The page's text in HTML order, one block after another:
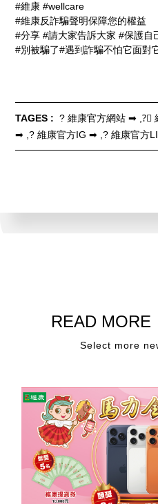
#維康 #wellcare
#維康反詐騙聲明保障您的權益
#分享 #請大家告訴大家 #保護自
#別被騙了#遇到詐騙不怕它面對
TAGES : ? 維康官方網站 ➡ ?‍⚕
➡ ? 維康官方IG ➡ ? 維康官方
READ MORE
Select more